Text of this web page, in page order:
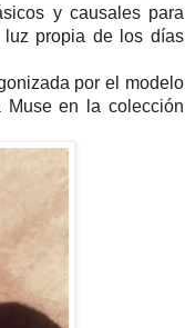
y causales para
luz propia de los días
por el modelo
Muse en la colección